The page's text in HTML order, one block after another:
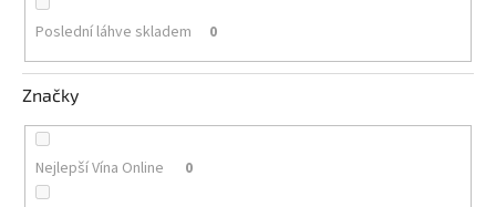
Blog
a
Svatomartinské
víno
Prodej
vína
Poslední láhve skladem 0
Značky
Nejlepší Vína Online 0